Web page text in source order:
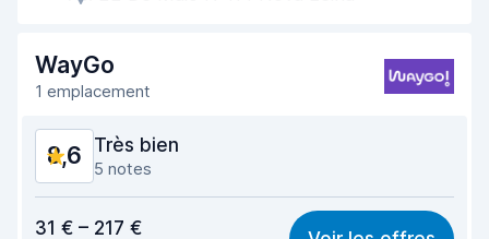
Prise en charge rapide
Restitution rapide 9,3
Propreté de la voiture
État du véhicule
WayGo
1 emplacement
8,6 Très bien
5 notes
8,5
31 € – 217 €